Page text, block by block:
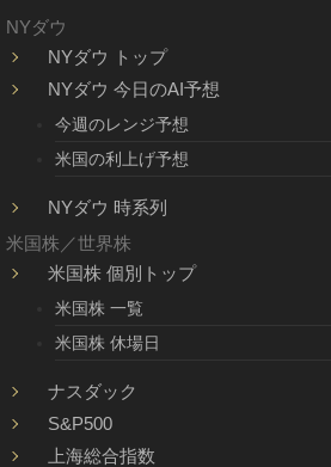
NYダウ
NYダウ トップ
NYダウ 今日のAI予想
今週のレンジ予想
米国の利上げ予想
NYダウ 時系列
米国株／世界株
米国株 個別トップ
米国株 一覧
米国株 休場日
ナスダック
S&P500
上海総合指数